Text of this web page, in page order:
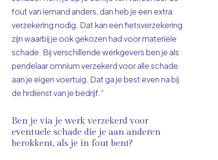
fout van iemand anders, dan heb je een extra
verzekering nodig. Dat kan een fietsverzekering
zijn waarbij je ook gekozen had voor materiële
schade. Bij verschillende werkgevers ben je als
pendelaar omnium verzekerd voor alle schade
aan je eigen voertuig. Dat ga je best even na bij
de hrdienst van je bedrijf.”
Ben je via je werk verzekerd voor
eventuele schade die je aan anderen
berokkent, als je in fout bent?